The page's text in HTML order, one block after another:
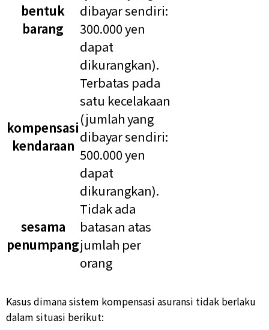
bentuk
barang
dibayar sendiri:
300.000 yen
dapat
dikurangkan).​
kompensasi
kendaraan
Terbatas pada
satu kecelakaan
(jumlah yang
dibayar sendiri:
500.000 yen
dapat
dikurangkan).​
sesama
penumpang
Tidak ada
batasan atas
jumlah per
orang
Kasus dimana sistem kompensasi asuransi tidak berlaku
dalam situasi berikut: